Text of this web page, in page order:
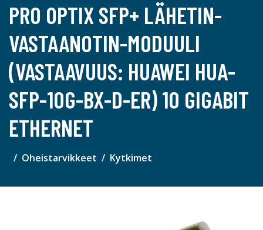
PRO OPTIX SFP+ LÄHETIN-
VASTAANOTIN-MODUULI
(VASTAAVUUS: HUAWEI HUA-
SFP-10G-BX-D-ER) 10 GIGABIT
ETHERNET
Oheistarvikkeet Kytkimet